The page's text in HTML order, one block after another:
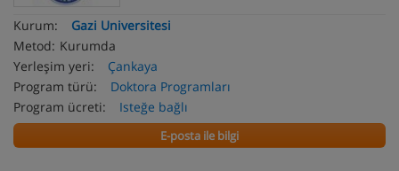
Kurum:
Gazi Universitesi
Metod: Kurumda
Yerleşim yeri:
Çankaya
Program türü:
Doktora Programları
Program ücreti:
Isteğe bağlı
E-posta ile bilgi